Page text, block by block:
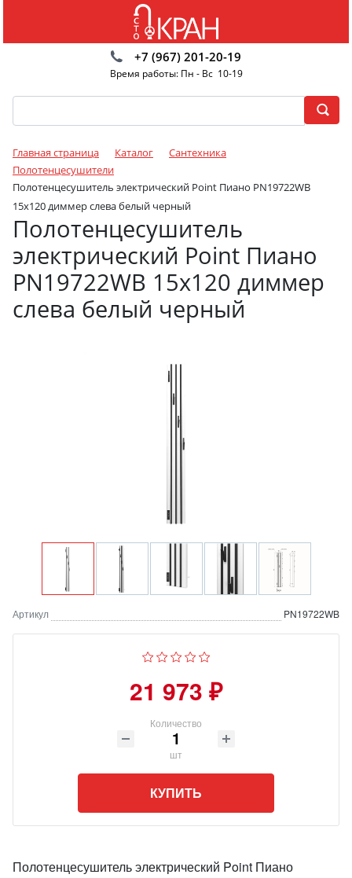
+7 (967) 201-20-19
Время работы: Пн - Вс 10-19
Главная страница Каталог
Сантехника
Полотенцесушители
Полотенцесушитель электрический Point Пиано PN19722WB
15x120 диммер слева белый черный
Полотенцесушитель
электрический Point Пиано
PN19722WB 15x120 диммер
слева белый черный
Артикул PN19722WB
21 973 ₽
Количество
шт
КУПИТЬ
Полотенцесушитель электрический Point Пиано